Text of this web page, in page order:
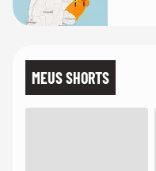
MEUS SHORTS